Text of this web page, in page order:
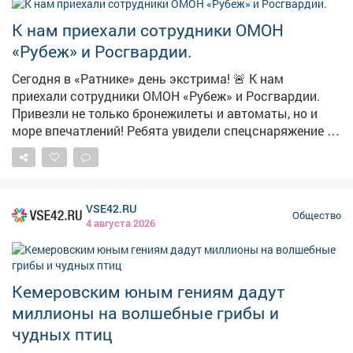
самой памяти - тёплым, живым и очень нужным.
К нам приехали сотрудники ОМОН
«Рубеж» и Росгвардии.
Сегодня в «Ратнике» день экстрима! 🚨 К нам
приехали сотрудники ОМОН «Рубеж» и Росгвардии.
Привезли не только бронежилеты и автоматы, но и
море впечатлений! Ребята увидели спецснаряжение в
деле, узнали, как проходит подготовка бойцов, и
поняли, что за спиной этих мужчин - безопасность
#ДвижениеПервых #ДвижениеПервых42м
#СменыДвижения #ЛетосПервыми
VSE42.RU
4 августа 2026
Общество
Кемеровским юным гениям дадут
миллионы на волшебные грибы и
чудных птиц